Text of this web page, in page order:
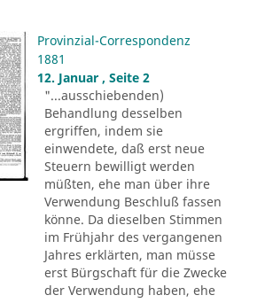
Provinzial-Correspondenz
1881
12. Januar , Seite 2
"...ausschiebenden)
Behandlung desselben
ergriffen, indem sie
einwendete, daß erst neue
Steuern bewilligt werden
müßten, ehe man über ihre
Verwendung Beschluß fassen
könne. Da dieselben Stimmen
im Frühjahr des vergangenen
Jahres erklärten, man müsse
erst Bürgschaft für die Zwecke
der Verwendung haben, ehe